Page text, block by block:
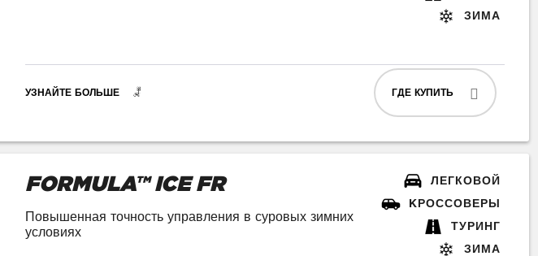
ЗИМА
УЗНАЙТЕ БОЛЬШЕ ГДЕ КУПИТЬ
FORMULA™ ICE FR
Повышенная точность управления в суровых зимних
условиях
ЛЕГКОВОЙ
KРОССОВЕРЫ
ТУРИНГ
ЗИМА